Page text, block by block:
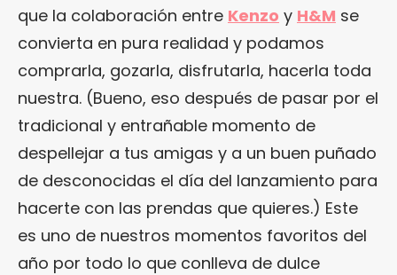
que la colaboración entre Kenzo y H&M se
convierta en pura realidad y podamos
comprarla, gozarla, disfrutarla, hacerla toda
nuestra. (Bueno, eso después de pasar por el
tradicional y entrañable momento de
despellejar a tus amigas y a un buen puñado
de desconocidas el día del lanzamiento para
hacerte con las prendas que quieres.) Este
es uno de nuestros momentos favoritos del
año por todo lo que conlleva de dulce